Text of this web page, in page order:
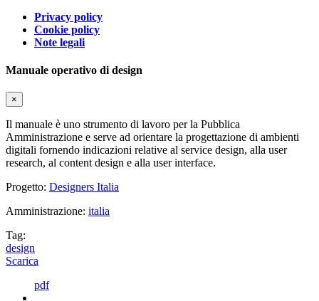
Privacy policy
Cookie policy
Note legali
Manuale operativo di design
×
Il manuale è uno strumento di lavoro per la Pubblica
Amministrazione e serve ad orientare la progettazione di ambienti
digitali fornendo indicazioni relative al service design, alla user
research, al content design e alla user interface.
Progetto: Designers Italia
Amministrazione: italia
Tag:
design
Scarica
pdf